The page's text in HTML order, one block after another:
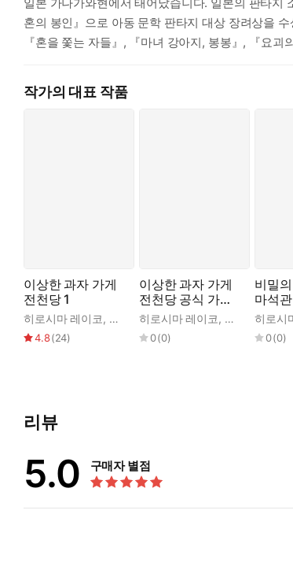
혼의 봉인』으로 아동 문학 판타지 대상 장려상을
『혼을 쫓는 자들』, 『마녀 강아지, 봉봉』, 『요
작가의 대표 작품
이상한 과자 가게
전천당 1
히로시마 레이코, 김정화
4.8(24)
이상한 과자 가게
전천당 공식 가이
드북
히로시마 레이코, 쟈쟈
0(0)
비밀
마석
히로시
0(0)
리뷰
5.0 구매자 별점